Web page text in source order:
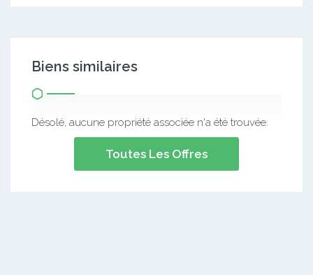
Biens similaires
Désolé, aucune propriété associée n'a été trouvée.
Toutes Les Offres